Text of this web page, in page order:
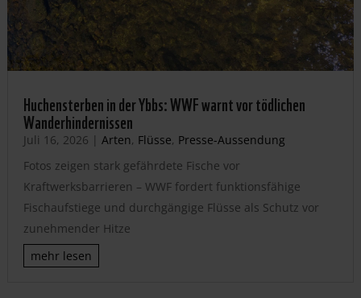
Huchensterben in der Ybbs: WWF warnt vor tödlichen
Wanderhindernissen
Juli 16, 2026 | Arten, Flüsse, Presse-Aussendung
Fotos zeigen stark gefährdete Fische vor
Kraftwerksbarrieren – WWF fordert funktionsfähige
Fischaufstiege und durchgängige Flüsse als Schutz vor
zunehmender Hitze
mehr lesen